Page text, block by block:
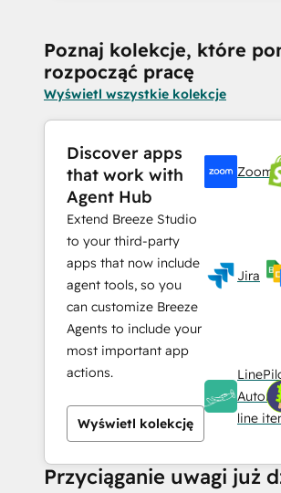
Poznaj kolekcje, które
rozpocząć pracę
Wyświetl wszystkie kolekcje
Discover apps
that work with
Agent Hub
Extend Breeze Studio
to your third-party
apps that now include
agent tools, so you
can customize Breeze
Agents to include your
most important app
actions.
Wyświetl kolekcję
Zoom
Jira
line
Przyciąganie uwagi już